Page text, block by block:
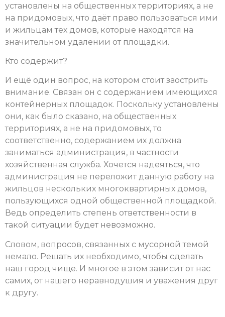
установлены на общественных территориях, а не
на придомовых, что даёт право пользоваться ими
и жильцам тех домов, которые находятся на
значительном удалении от площадки.
Кто содержит?
И ещё один вопрос, на котором стоит заострить
внимание. Связан он с содержанием имеющихся
контейнерных площадок. Поскольку установлены
они, как было сказано, на общественных
территориях, а не на придомовых, то
соответственно, содержанием их должна
заниматься администрация, в частности
хозяйственная служба. Хочется надеяться, что
администрация не переложит данную работу на
жильцов нескольких многоквартирных домов,
пользующихся одной общественной площадкой.
Ведь определить степень ответственности в
такой ситуации будет невозможно.
Словом, вопросов, связанных с мусорной темой
немало. Решать их необходимо, чтобы сделать
наш город чище. И многое в этом зависит от нас
самих, от нашего неравнодушия и уважения друг
к другу.